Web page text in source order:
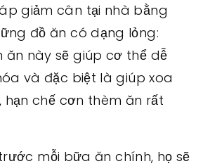
giảm cân tại nhà bằng
đồ ăn có dạng lỏng:
ăn này sẽ giúp cơ thể dễ
và đặc biệt là giúp xoa
hạn chế cơn thèm ăn rất
mỗi bữa ăn chính, họ sẽ